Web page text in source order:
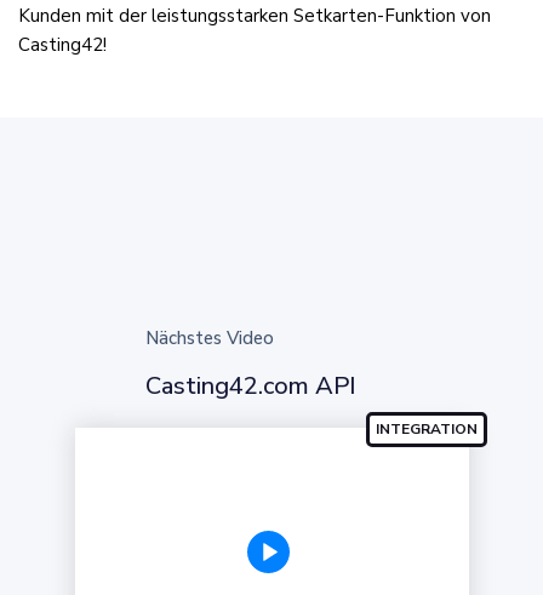
Kunden mit der leistungsstarken Setkarten-Funktion von
Casting42!
Nächstes Video
Casting42.com API